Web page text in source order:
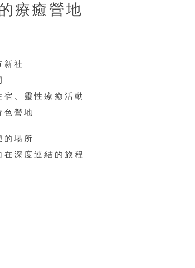
療癒營地
新社
、靈性療癒活動
色營地
的場所
深度連結的旅程